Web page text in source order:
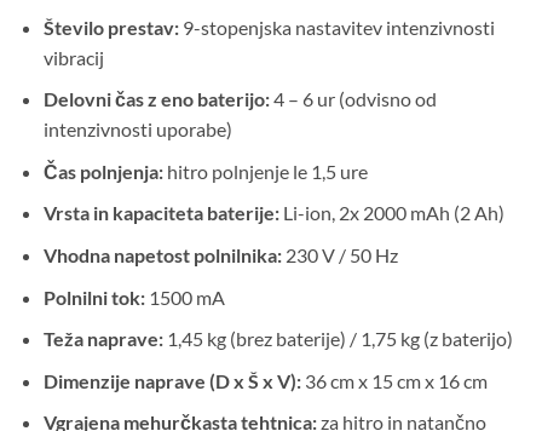
Število prestav:9-stopenjska nastavitev intenzivnosti
vibracij
Delovni čas z eno baterijo:4 – 6 ur (odvisno od
intenzivnosti uporabe)
Čas polnjenja:hitro polnjenje le 1,5 ure
Vrsta in kapaciteta baterije:Li-ion, 2x 2000 mAh (2 Ah)
Vhodna napetost polnilnika:230 V / 50 Hz
Polnilni tok:1500 mA
Teža naprave:1,45 kg (brez baterije) / 1,75 kg (z baterijo)
Dimenzije naprave (D x Š x V):36 cm x 15 cm x 16 cm
Vgrajena mehurčkasta tehtnica:za hitro in natančno